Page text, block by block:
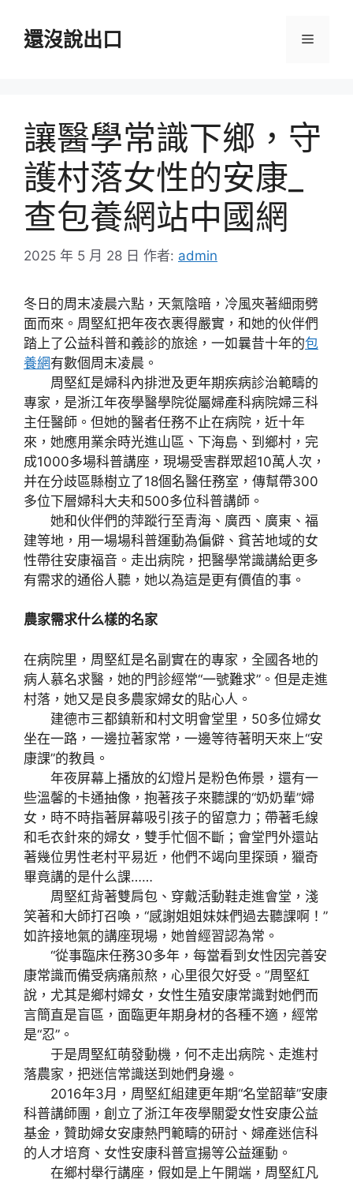
還沒說出口 選
讓醫學常識下鄉，守
護村落女性的安康_
查包養網站中國網
2025 年 5 月 28 日 作者: admin
冬日的周末凌晨六點，天氣陰暗，冷風夾著細雨劈
面而來。周堅紅把年夜衣裹得嚴實，和她的伙伴們
踏上了公益科普和義診的旅途，一如曩昔十年的包
養網有數個周末凌晨。
周堅紅是婦科內排泄及更年期疾病診治範疇的
專家，是浙江年夜學醫學院從屬婦產科病院婦三科
主任醫師。但她的醫者任務不止在病院，近十年
來，她應用業余時光進山區、下海島、到鄉村，完
成1000多場科普講座，現場受害群眾超10萬人次，
并在分歧區縣樹立了18個名醫任務室，傳幫帶300
多位下層婦科大夫和500多位科普講師。
她和伙伴們的萍蹤行至青海、廣西、廣東、福
建等地，用一場場科普運動為偏僻、貧苦地域的女
性帶往安康福音。走出病院，把醫學常識講給更多
有需求的通俗人聽，她以為這是更有價值的事。
農家需求什么樣的名家
在病院里，周堅紅是名副實在的專家，全國各地的
病人慕名求醫，她的門診經常“一號難求”。但是走進
村落，她又是良多農家婦女的貼心人。
建德市三都鎮新和村文明會堂里，50多位婦女
坐在一路，一邊拉著家常，一邊等待著明天來上“安
康課”的教員。
年夜屏幕上播放的幻燈片是粉色佈景，還有一
些溫馨的卡通抽像，抱著孩子來聽課的“奶奶輩”婦
女，時不時指著屏幕吸引孩子的留意力；帶著毛線
和毛衣針來的婦女，雙手忙個不斷；會堂門外還站
著幾位男性老村平易近，他們不竭向里探頭，獵奇
畢竟講的是什么課……
周堅紅背著雙肩包、穿戴活動鞋走進會堂，淺
笑著和大師打召喚，“感謝姐姐妹妹們過去聽課啊！”
如許接地氣的講座現場，她曾經習認為常。
“從事臨床任務30多年，每當看到女性因完善安
康常識而備受病痛煎熬，心里很欠好受。”周堅紅
說，尤其是鄉村婦女，女性生殖安康常識對她們而
言簡直是盲區，面臨更年期身材的各種不適，經常
是“忍”。
于是周堅紅萌發動機，何不走出病院、走進村
落農家，把迷信常識送到她們身邊。
2016年3月，周堅紅組建更年期“名堂韶華”安康
科普講師團，創立了浙江年夜學關愛女性安康公益
基金，贊助婦女安康熱門範疇的研討、婦產迷信科
的人才培育、女性安康科普宣揚等公益運動。
在鄉村舉行講座，假如是上午開端，周堅紅凡